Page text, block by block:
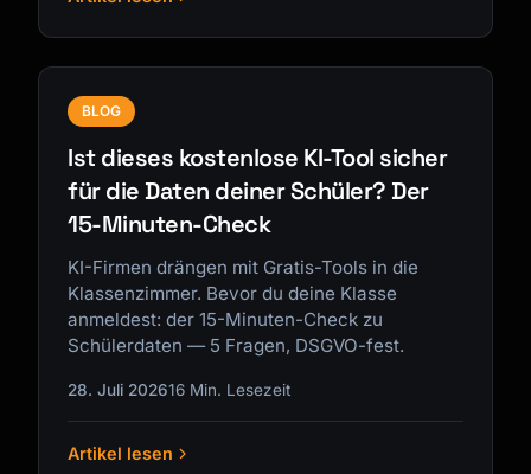
BLOG
Ist dieses kostenlose KI-Tool sicher
für die Daten deiner Schüler? Der
15-Minuten-Check
KI-Firmen drängen mit Gratis-Tools in die
Klassenzimmer. Bevor du deine Klasse
anmeldest: der 15-Minuten-Check zu
Schülerdaten — 5 Fragen, DSGVO-fest.
28. Juli 202616 Min. Lesezeit
Artikel lesen